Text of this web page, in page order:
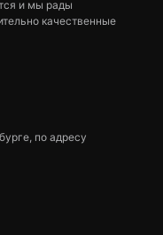
и мы рады
качественные
по адресу